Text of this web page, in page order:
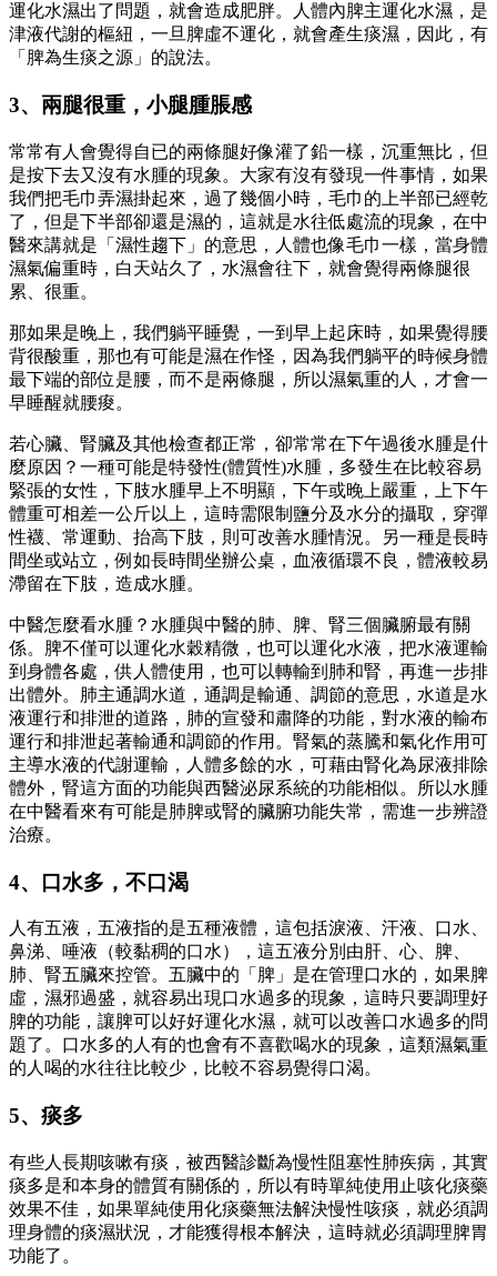
運化水濕出了問題，就會造成肥胖。人體內脾主運化水濕，是
津液代謝的樞紐，一旦脾虛不運化，就會產生痰濕，因此，有
「脾為生痰之源」的說法。
3、兩腿很重，小腿腫脹感
常常有人會覺得自已的兩條腿好像灌了鉛一樣，沉重無比，但
是按下去又沒有水腫的現象。大家有沒有發現一件事情，如果
我們把毛巾弄濕掛起來，過了幾個小時，毛巾的上半部已經乾
了，但是下半部卻還是濕的，這就是水往低處流的現象，在中
醫來講就是「濕性趨下」的意思，人體也像毛巾一樣，當身體
濕氣偏重時，白天站久了，水濕會往下，就會覺得兩條腿很
累、很重。
那如果是晚上，我們躺平睡覺，一到早上起床時，如果覺得腰
背很酸重，那也有可能是濕在作怪，因為我們躺平的時候身體
最下端的部位是腰，而不是兩條腿，所以濕氣重的人，才會一
早睡醒就腰痠。
若心臟、腎臟及其他檢查都正常，卻常常在下午過後水腫是什
麼原因？一種可能是特發性(體質性)水腫，多發生在比較容易
緊張的女性，下肢水腫早上不明顯，下午或晚上嚴重，上下午
體重可相差一公斤以上，這時需限制鹽分及水分的攝取，穿彈
性襪、常運動、抬高下肢，則可改善水腫情況。另一種是長時
間坐或站立，例如長時間坐辦公桌，血液循環不良，體液較易
滯留在下肢，造成水腫。
中醫怎麼看水腫？水腫與中醫的肺、脾、腎三個臟腑最有關
係。脾不僅可以運化水穀精微，也可以運化水液，把水液運輸
到身體各處，供人體使用，也可以轉輸到肺和腎，再進一步排
出體外。肺主通調水道，通調是輸通、調節的意思，水道是水
液運行和排泄的道路，肺的宣發和肅降的功能，對水液的輸布
運行和排泄起著輸通和調節的作用。腎氣的蒸騰和氣化作用可
主導水液的代謝運輸，人體多餘的水，可藉由腎化為尿液排除
體外，腎這方面的功能與西醫泌尿系統的功能相似。所以水腫
在中醫看來有可能是肺脾或腎的臟腑功能失常，需進一步辨證
治療。
4、口水多，不口渴
人有五液，五液指的是五種液體，這包括淚液、汗液、口水、
鼻涕、唾液（較黏稠的口水），這五液分別由肝、心、脾、
肺、腎五臟來控管。五臟中的「脾」是在管理口水的，如果脾
虛，濕邪過盛，就容易出現口水過多的現象，這時只要調理好
脾的功能，讓脾可以好好運化水濕，就可以改善口水過多的問
題了。口水多的人有的也會有不喜歡喝水的現象，這類濕氣重
的人喝的水往往比較少，比較不容易覺得口渴。
5、痰多
有些人長期咳嗽有痰，被西醫診斷為慢性阻塞性肺疾病，其實
痰多是和本身的體質有關係的，所以有時單純使用止咳化痰藥
效果不佳，如果單純使用化痰藥無法解決慢性咳痰，就必須調
理身體的痰濕狀況，才能獲得根本解決，這時就必須調理脾胃
功能了。